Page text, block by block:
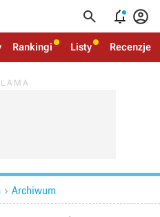
  
Rankingi Listy Recenzje
 Archiwum